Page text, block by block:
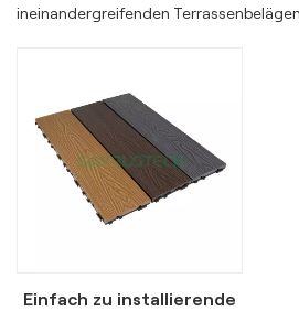
ineinandergreifenden
Einfach zu installierende